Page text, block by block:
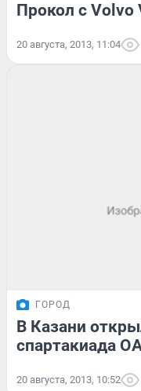
Прокол с Volvo
20 августа, 2013, 11:04
ГОРОД
В Казани
спартакиада
20 августа, 2013, 10:52